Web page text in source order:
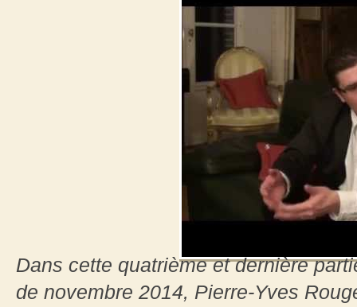
Dans cette quatrième et dernière
de novembre 2014, Pierre-Yves